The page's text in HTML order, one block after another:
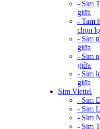
- Sim
giữa
- Tam
chọn
- Sim
giữa
- Sim
giữa
- Sim
giữa
Sim Viettel
- Sim
- Sim
- Sim
- Sim